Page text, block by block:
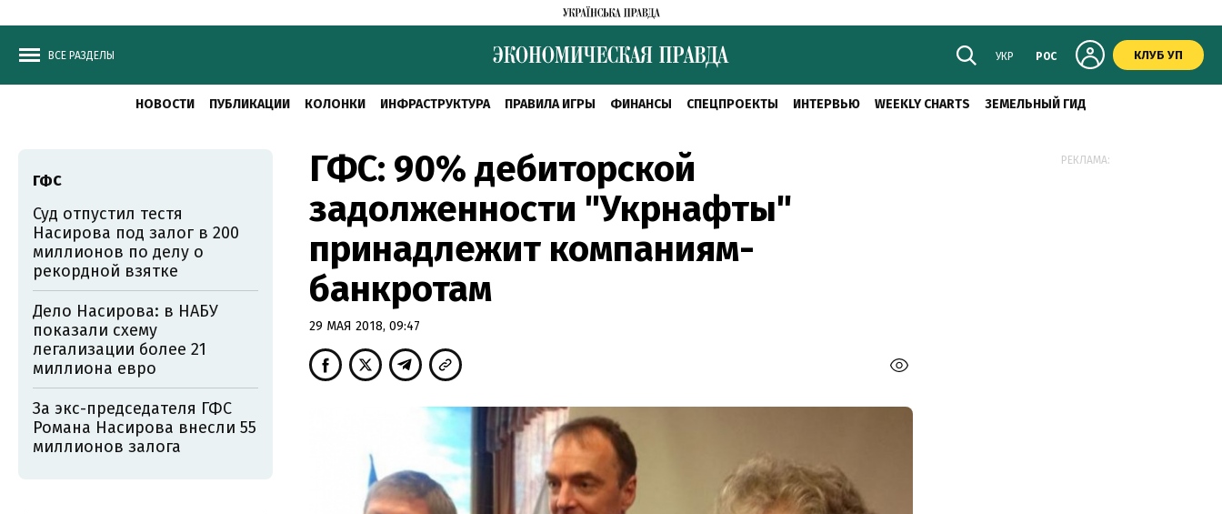
ВСЕ РАЗДЕЛЫ УКР РОС КЛУБ УП
НОВОСТИ ПУБЛИКАЦИИ КОЛОНКИ ИНФРАСТРУКТУРА ПРАВИЛА ИГРЫ ФИНАНСЫ СПЕЦПРОЕКТЫ ИНТЕРВЬЮ WEEKLY CHARTS ЗЕМЕЛЬНЫЙ ГИД
ГФС: 90% дебиторской
задолженности "Укрнафты"
принадлежит компаниям-
банкротам
29 МАЯ 2018, 09:47
ГФС
Суд отпустил тестя
Насирова под залог в 200
миллионов по делу о
рекордной взятке
Дело Насирова: в НАБУ
показали схему
легализации более 21
миллиона евро
За экс-председателя ГФС
Романа Насирова внесли 55
миллионов залога
РЕКЛАМА: